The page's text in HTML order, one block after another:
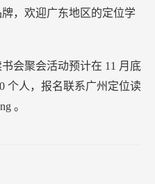
，欢迎广东地区的定位学
会聚会活动预计在 11 月底
个人，报名联系广州定位读
。